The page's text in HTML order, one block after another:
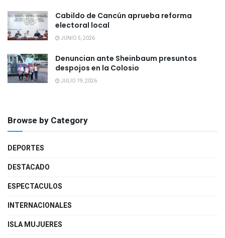
Cabildo de Cancún aprueba reforma
electoral local
JUNIO 5, 2026
Denuncian ante Sheinbaum presuntos
despojos en la Colosio
JULIO 19, 2026
Browse by Category
DEPORTES
DESTACADO
ESPECTACULOS
INTERNACIONALES
ISLA MUJUERES